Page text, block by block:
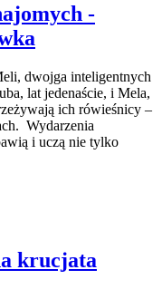
-
dwojga inteligentnych
lat jedenaście, i Mela,
ich rówieśnicy –
Wydarzenia
i uczą nie tylko
krucjata